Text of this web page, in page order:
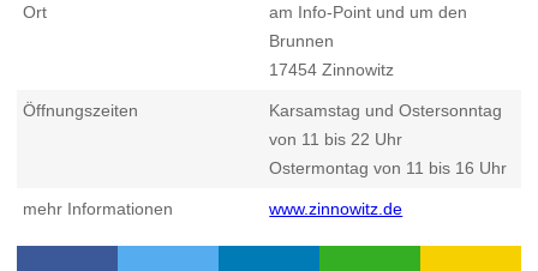
Ort
am Info-Point und um den
Brunnen
17454 Zinnowitz
Öffnungszeiten
Karsamstag und Ostersonntag
von 11 bis 22 Uhr
Ostermontag von 11 bis 16 Uhr
mehr Informationen www.zinnowitz.de